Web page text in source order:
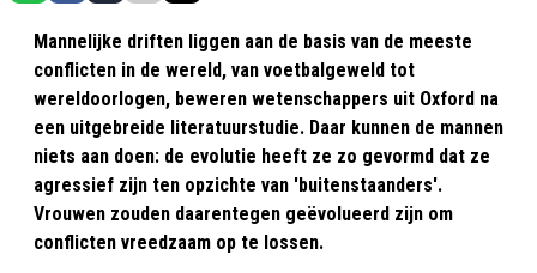
Mannelijke driften liggen aan de basis van de meeste
conflicten in de wereld, van voetbalgeweld tot
wereldoorlogen, beweren wetenschappers uit Oxford na
een uitgebreide literatuurstudie. Daar kunnen de mannen
niets aan doen: de evolutie heeft ze zo gevormd dat ze
agressief zijn ten opzichte van 'buitenstaanders'.
Vrouwen zouden daarentegen geëvolueerd zijn om
conflicten vreedzaam op te lossen.